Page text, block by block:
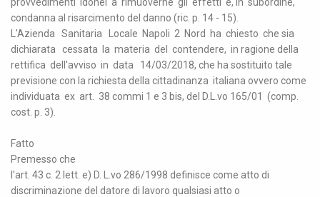
condanna al risarcimento del danno (ric. p. 14 - 15).
L'Azienda Sanitaria Locale Napoli 2 Nord ha chiesto che sia
dichiarata cessata la materia del contendere, in ragione della
rettifica dell'avviso in data 14/03/2018, che ha sostituito tale
previsione con la richiesta della cittadinanza italiana ovvero come
individuata ex art. 38 commi 1 e 3 bis, del D.L.vo 165/01 (comp.
cost. p. 3).
Fatto
Premesso che
l'art. 43 c. 2 lett. e) D. L.vo 286/1998 definisce come atto di
discriminazione del datore di lavoro qualsiasi atto o